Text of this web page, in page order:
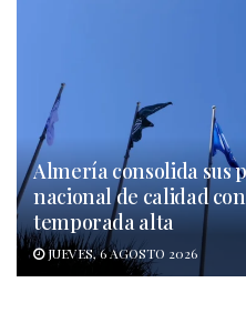
Almería consolida sus
nacional de calidad
temporada alta
JUEVES, 6 AGOSTO 2026